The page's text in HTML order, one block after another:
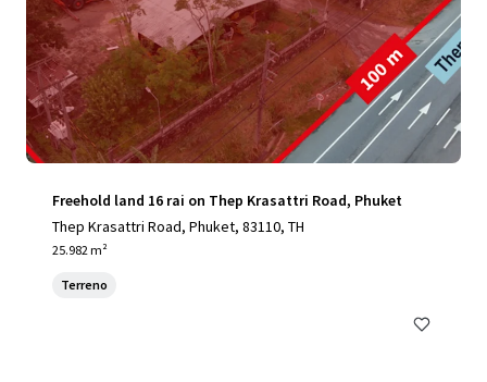
Freehold land 16 rai on Thep Krasattri Road, Phuket
Thep Krasattri Road, Phuket, 83110, TH
25.982 m²
Terreno